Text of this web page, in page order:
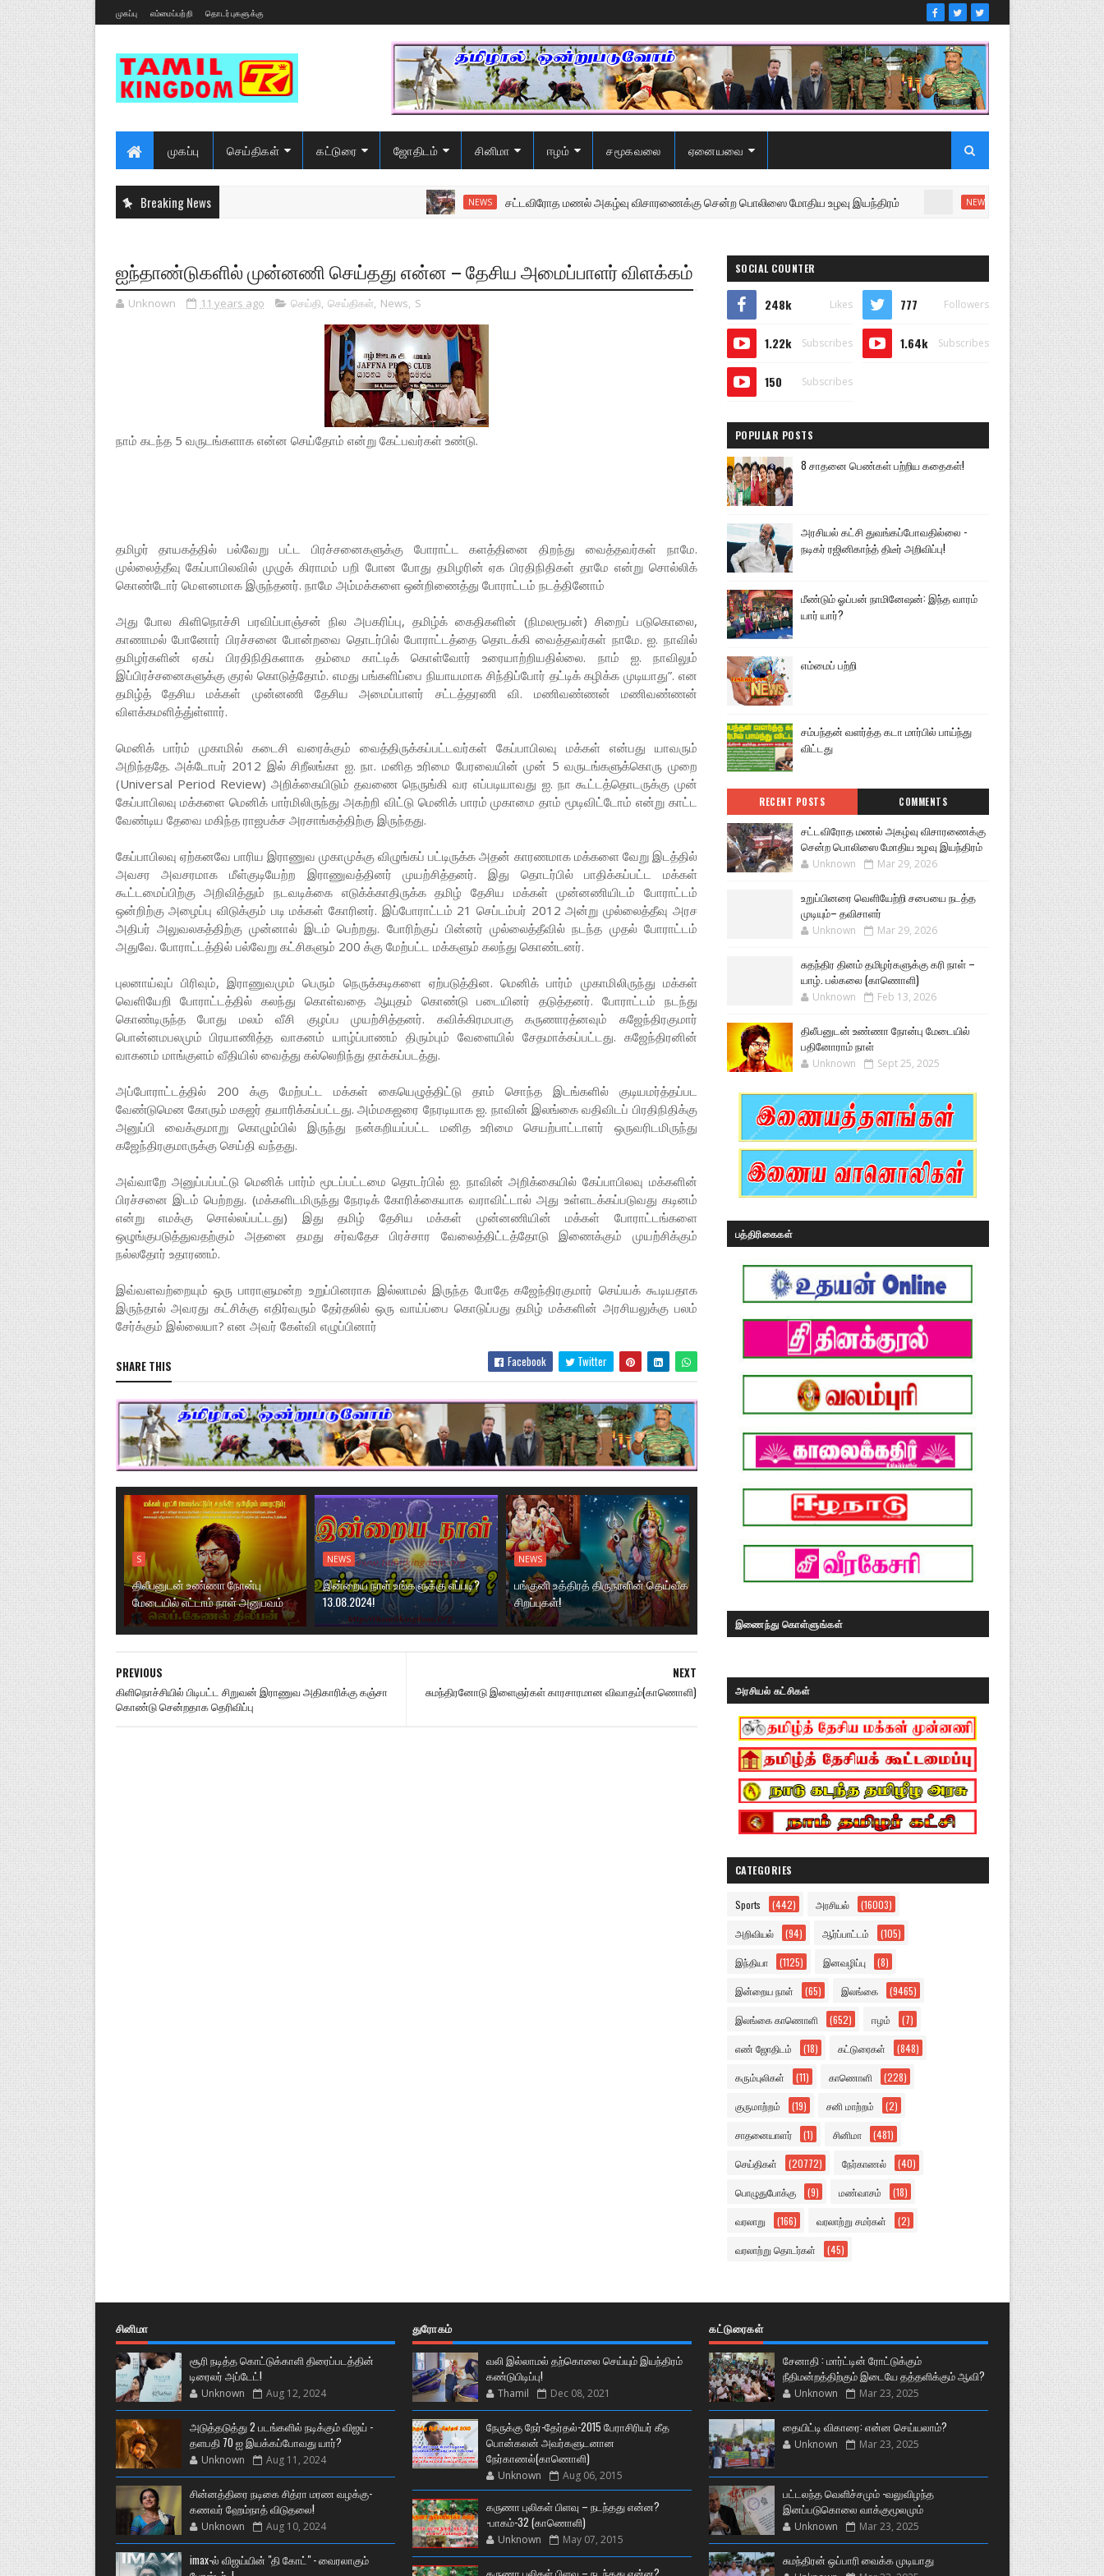
முகப்பு எம்மைப்பற்றி தொடர்புகளுக்கு
முகப்பு செய்திகள் கட்டுரை ஜோதிடம் சினிமா ஈழம் சமூகவலை ஏனையவை
Breaking News NEWS சட்டவிரோத மணல் அகழ்வு விசாரணைக்கு சென்ற பொலிஸை மோதிய உழவு இயந்திரம் உறுப்பினரை வெளியேற்றி
ஐந்தாண்டுகளில் முன்னணி செய்தது என்ன – தேசிய அமைப்பாளர் விளக்கம்
Unknown 11 years ago செய்தி, செய்திகள், News, S
நாம் கடந்த 5 வருடங்களாக என்ன செய்தோம் என்று கேட்பவர்கள் உண்டு.
தமிழர் தாயகத்தில் பல்வேறு பட்ட பிரச்சனைகளுக்கு போராட்ட களத்தினை திறந்து வைத்தவர்கள் நாமே.
முல்லைத்தீவு கேப்பாபிலவில் முழுக் கிராமம் பறி போன போது தமிழரின் ஏக பிரதிநிதிகள் தாமே என்று சொல்லிக்
கொண்டோர் மௌனமாக இருந்தனர். நாமே அம்மக்களை ஒன்றிணைத்து போராட்டம் நடத்தினோம்
அது போல கிளிநொச்சி பரவிப்பாஞ்சன் நில அபகரிப்பு, தமிழ்க் கைதிகளின் (நிமலரூபன்) சிறைப் படுகொலை,
காணாமல் போனோர் பிரச்சனை போன்றவை தொடர்பில் போராட்டத்தை தொடக்கி வைத்தவர்கள் நாமே. ஐ. நாவில்
தமிழர்களின் ஏகப் பிரதிநிதிகளாக தம்மை காட்டிக் கொள்வோர் உரையாற்றியதில்லை. நாம் ஐ. நாவிலும்
இப்பிரச்சனைகளுக்கு குரல் கொடுத்தோம். எமது பங்களிப்பை நியாயமாக சிந்திப்போர் தட்டிக் கழிக்க முடியாது”. என
தமிழ்த் தேசிய மக்கள் முன்னணி தேசிய அமைப்பாளர் சட்டத்தரணி வி. மணிவண்ணன் மணிவண்ணன்
விளக்கமளித்து்ள்ளார்.
மெனிக் பார்ம் முகாமில் கடைசி வரைக்கும் வைத்திருக்கப்பட்டவர்கள் கேப்பாபிலவு மக்கள் என்பது யாவரும்
அறிந்ததே. அக்டோபர் 2012 இல் சிறீலங்கா ஐ. நா. மனித உரிமை பேரவையின் முன் 5 வருடங்களுக்கொரு முறை
(Universal Period Review) அறிக்கையிடும் தவணை நெருங்கி வர எப்படியாவது ஐ. நா கூட்டத்தொடருக்கு முன்
கேப்பாபிலவு மக்களை மெனிக் பார்மிலிருந்து அகற்றி விட்டு மெனிக் பாரம் முகாமை தாம் மூடிவிட்டோம் என்று காட்ட
வேண்டிய தேவை மகிந்த ராஜபக்ச அரசாங்கத்திற்கு இருந்தது.
கேப்பாபிலவு ஏற்கனவே பாரிய இராணுவ முகாமுக்கு விழுங்கப் பட்டிருக்க அதன் காரணமாக மக்களை வேறு இடத்தில்
அவசர அவசரமாக மீள்குடியேற்ற இராணுவத்தினர் முயற்சித்தனர். இது தொடர்பில் பாதிக்கப்பட்ட மக்கள்
கூட்டமைப்பிற்கு அறிவித்தும் நடவடிக்கை எடுக்க்காதிருக்க தமிழ் தேசிய மக்கள் முன்னணியிடம் போராட்டம்
ஒன்றிற்கு அழைப்பு விடுக்கும் படி மக்கள் கோரினர். இப்போராட்டம் 21 செப்டம்பர் 2012 அன்று முல்லைத்தீவு அரச
அதிபர் அலுவலகத்திற்கு முன்னால் இடம் பெற்றது. போரிற்குப் பின்னர் முல்லைத்தீவில் நடந்த முதல் போராட்டம்
அதுவே. போராட்டத்தில் பல்வேறு கட்சிகளும் 200 க்கு மேற்பட்ட மக்களும் கலந்து கொண்டனர்.
புலனாய்வுப் பிரிவும், இராணுவமும் பெரும் நெருக்கடிகளை ஏற்படுத்தின. மெனிக் பார்ம் முகாமிலிருந்து மக்கள்
வெளியேறி போராட்டத்தில் கலந்து கொள்வதை ஆயுதம் கொண்டு படையினர் தடுத்தனர். போராட்டம் நடந்து
கொண்டிருந்த போது மலம் வீசி குழப்ப முயற்சித்தனர். கவிக்கிரமபாகு கருணாரத்னவும் கஜேந்திரகுமார்
பொன்னமபலமும் பிரயாணித்த வாகனம் யாழ்ப்பாணம் திரும்பும் வேளையில் சேதமாக்கப்பட்டது. கஜேந்திரனின்
வாகனம் மாங்குளம் வீதியில் வைத்து கல்லெறிந்து தாக்கப்படத்து.
அப்போராட்டத்தில் 200 க்கு மேற்பட்ட மக்கள் கையெழுத்திட்டு தாம் சொந்த இடங்களில் குடியமர்த்தப்பட
வேண்டுமென கோரும் மகஜர் தயாரிக்கப்பட்டது. அம்மகஜரை நேரடியாக ஐ. நாவின் இலங்கை வதிவிடப் பிரதிநிதிக்கு
அனுப்பி வைக்குமாறு கொழும்பில் இருந்து நன்கறியப்பட்ட மனித உரிமை செயற்பாட்டாளர் ஒருவரிடமிருந்து
கஜேந்திரகுமாருக்கு செய்தி வந்தது.
அவ்வாறே அனுப்பப்பட்டு மெனிக் பார்ம் மூடப்பட்டமை தொடர்பில் ஐ. நாவின் அறிக்கையில் கேப்பாபிலவு மக்களின்
பிரச்சனை இடம் பெற்றது. (மக்களிடமிருந்து நேரடிக் கோரிக்கையாக வராவிட்டால் அது உள்ளடக்கப்படுவது கடினம்
என்று எமக்கு சொல்லப்பட்டது) இது தமிழ் தேசிய மக்கள் முன்னணியின் மக்கள் போராட்டங்களை
ஒழுங்குபடுத்துவதற்கும் அதனை தமது சர்வதேச பிரச்சார வேலைத்திட்டத்தோடு இணைக்கும் முயற்சிக்கும்
நல்லதோர் உதாரணம்.
இவ்வளவற்றையும் ஒரு பாராளுமன்ற உறுப்பினராக இல்லாமல் இருந்த போதே கஜேந்திரகுமார் செய்யக் கூடியதாக
இருந்தால் அவரது கட்சிக்கு எதிர்வரும் தேர்தலில் ஒரு வாய்ப்பை கொடுப்பது தமிழ் மக்களின் அரசியலுக்கு பலம்
சேர்க்கும் இல்லையா? என அவர் கேள்வி எழுப்பினார்
SHARE THIS Facebook Twitter
S
திலீபனுடன் உண்ணா நோன்பு
மேடையில் எட்டாம் நாள் அனுபவம்
NEWS
இன்றைய நாள் உங்களுக்கு எப்படி?
13.08.2024!
NEWS
பங்குனி உத்திரத் திருநாளின் தெய்வீக
சிறப்புகள்!
NEXT
சுமந்திரனோடு இளைஞர்கள் காரசாரமான விவாதம்(காணொளி)
PREVIOUS
கிளிநொச்சியில் பிடிபட்ட சிறுவன் இராணுவ அதிகாரிக்கு கஞ்சா
கொண்டு சென்றதாக தெரிவிப்பு
SOCIAL COUNTER
248k Likes 777 Followers
1.22k Subscribes 1.64k Subscribes
150 Subscribes
POPULAR POSTS
8 சாதனை பெண்கள் பற்றிய கதைகள்!
அரசியல் கட்சி துவங்கப்போவதில்லை -
நடிகர் ரஜினிகாந்த் திடீர் அறிவிப்பு!
மீண்டும் ஓப்பன் நாமினேஷன்: இந்த வாரம்
யார் யார்?
எம்மைப் பற்றி
சம்பந்தன் வளர்த்த கடா மார்பில் பாய்ந்து
விட்டது
RECENT POSTS COMMENTS
சட்டவிரோத மணல் அகழ்வு விசாரணைக்கு
சென்ற பொலிஸை மோதிய உழவு இயந்திரம்
Unknown Mar 29, 2026
உறுப்பினரை வெளியேற்றி சபையை நடத்த
முடியும்– தவிசாளர்
Unknown Mar 29, 2026
சுதந்திர தினம் தமிழர்களுக்கு கரி நாள் –
யாழ். பல்கலை (காணொளி)
Unknown Feb 13, 2026
திலீபனுடன் உண்ணா நோன்பு மேடையில்
பதினோராம் நாள்
Unknown Sept 25, 2025
பத்திரிகைகள்
இணைந்து கொள்ளுங்கள்
அரசியல் கட்சிகள்
CATEGORIES
Sports (442) அரசியல் (16003)
அறிவியல் (94) ஆர்ப்பாட்டம் (105)
இந்தியா (1125) இனவழிப்பு (8)
இன்றைய நாள் (65) இலங்கை (9465)
இலங்கை காணொளி (652) ஈழம் (7)
எண் ஜோதிடம் (18) கட்டுரைகள் (848)
கரும்புலிகள் (11) காணொளி (228)
குருமாற்றம் (19) சனி மாற்றம் (2)
சாதனையாளர் (1) சினிமா (481)
செய்திகள் (20772) நேர்காணல் (40)
பொழுதுபோக்கு (9) மண்வாசம் (18)
வரலாறு (166) வரலாற்று சமர்கள் (2)
வரலாற்று தொடர்கள் (45)
சினிமா
சூரி நடித்த கொட்டுக்காளி திரைப்படத்தின்
டிரைலர் அப்டேட்!
Unknown Aug 12, 2024
அடுத்தடுத்து 2 படங்களில் நடிக்கும் விஜய் -
தளபதி 70 ஐ இயக்கப்போவது யார்?
Unknown Aug 11, 2024
சின்னத்திரை நடிகை சித்ரா மரண வழக்கு-
கணவர் ஹேம்நாத் விடுதலை!
Unknown Aug 10, 2024
imax-ல் விஜய்யின் "தி கோட்" - வைரலாகும்
துரோகம்
வலி இல்லாமல் தற்கொலை செய்யும் இயந்திரம்
கண்டுபிடிப்பு!
Thamil Dec 08, 2021
நேருக்கு நேர்-தேர்தல்-2015 பேராசிரியர் கீத
பொன்கலன் அவர்களுடனான
நேர்காணல்(காணொளி)
Unknown Aug 06, 2015
கருணா புலிகள் பிளவு – நடந்தது என்ன?
-பாகம்-32 (காணொளி)
Unknown May 07, 2015
கருணா புலிகள் பிளவு – நடந்தது என்ன?
கட்டுரைகள்
சேனாதி : மார்ட்டின் ரோட்டுக்கும்
நீதிமன்றத்திற்கும் இடையே தத்தளிக்கும் ஆவி?
Unknown Mar 23, 2025
தையிட்டி விகாரை: என்ன செய்யலாம்?
Unknown Mar 23, 2025
பட்டலந்த வெளிச்சமும் -வலுவிழந்த
இனப்படுகொலை வாக்குமூலமும்
Unknown Mar 23, 2025
சுமந்திரன் ஒப்பாரி வைக்க முடியாது